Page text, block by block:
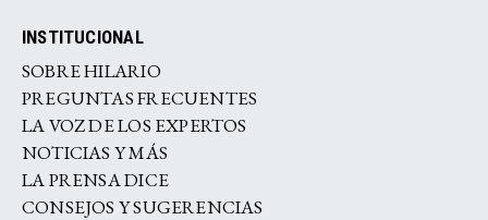
INSTITUCIONAL
SOBRE HILARIO
PREGUNTAS FRECUENTES
LA VOZ DE LOS EXPERTOS
NOTICIAS Y MÁS
LA PRENSA DICE
CONSEJOS Y SUGERENCIAS